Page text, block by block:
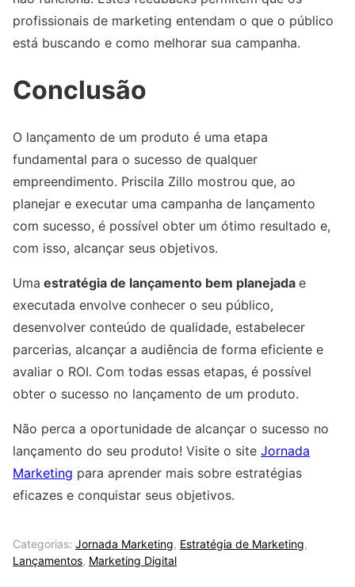
profissionais de marketing entendam o que o público
está buscando e como melhorar sua campanha.
Conclusão
O lançamento de um produto é uma etapa
fundamental para o sucesso de qualquer
empreendimento. Priscila Zillo mostrou que, ao
planejar e executar uma campanha de lançamento
com sucesso, é possível obter um ótimo resultado e,
com isso, alcançar seus objetivos.
Uma estratégia de lançamento bem planejada e
executada envolve conhecer o seu público,
desenvolver conteúdo de qualidade, estabelecer
parcerias, alcançar a audiência de forma eficiente e
avaliar o ROI. Com todas essas etapas, é possível
obter o sucesso no lançamento de um produto.
Não perca a oportunidade de alcançar o sucesso no
lançamento do seu produto! Visite o site Jornada
Marketing para aprender mais sobre estratégias
eficazes e conquistar seus objetivos.
Categorias: Jornada Marketing, Estratégia de Marketing,
Lançamentos, Marketing Digital